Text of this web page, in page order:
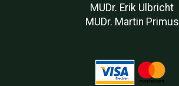
MUDr. Erik Ulbricht
MUDr. Martin Primus